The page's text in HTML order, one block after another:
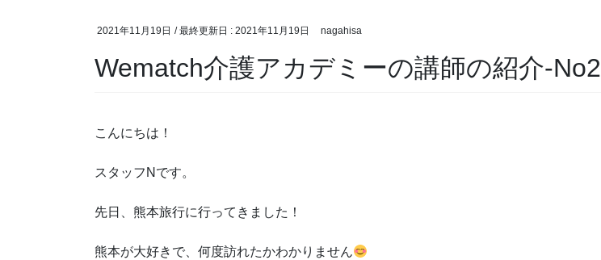
2021年11月19日 / 最終更新日 : 2021年11月19日 nagahisa
Wematch介護アカデミーの講師の紹介-No2
こんにちは！
スタッフNです。
先日、熊本旅行に行ってきました！
熊本が大好きで、何度訪れたかわかりません